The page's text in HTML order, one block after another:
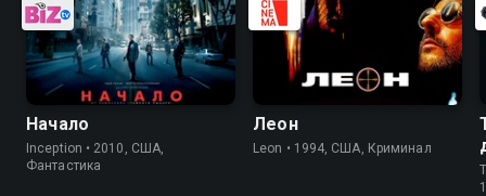
Начало
Inception • 2010, США,
Фантастика
Леон
Leon • 1994, США, Криминал